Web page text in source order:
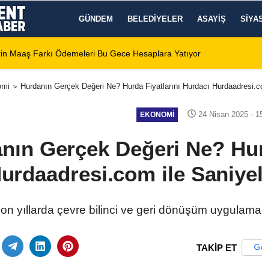
GÜNDEM BELEDIYELER ASAYIŞ
Afyonspor için birlik çağrısı Zafer Meydanı'nda yükseldi
Hurdanın Gerçek Değeri Ne? Hurda Fiyatlarını Hurdacı
EKONOMI 24 Nisan 2025 -
Gerçek Değeri Ne?
ile
yıllarda çevre bilinci ve geri dönüşüm
TAKİP ET